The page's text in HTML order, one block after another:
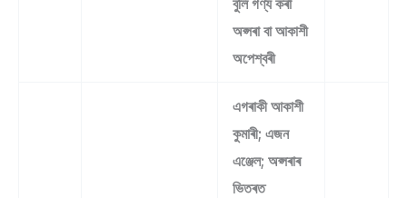
অপ্সৰা বা আকাশী
অপেশ্বৰী
এগৰাকী আকাশী
কুমাৰী; এজন
এঞ্জেল; অপ্সৰাৰ
ভিতৰত